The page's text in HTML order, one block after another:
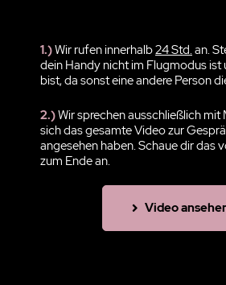
1.)Wir rufen innerhalb24 Std.an.
dein Handy nicht im Flugmodus ist
bist, da sonst eine andere Person
2.)Wir sprechen ausschließlich mit
sich das gesamte Video zur
angesehen haben. Schaue dir das
zum Ende an.
Video